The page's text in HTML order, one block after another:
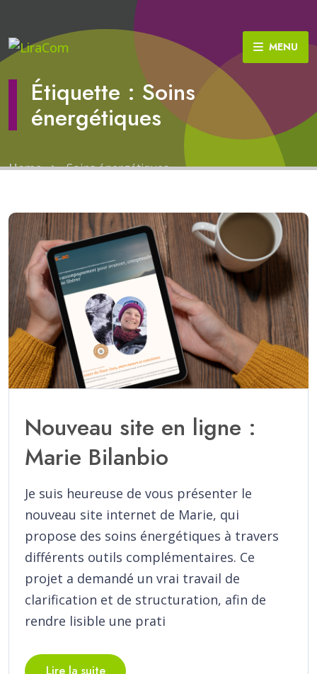
MENU
Étiquette : Soins
énergétiques
Home > Soins énergétiques
Nouveau site en ligne :
Marie Bilanbio
Je suis heureuse de vous présenter le
nouveau site internet de Marie, qui
propose des soins énergétiques à travers
différents outils complémentaires. Ce
projet a demandé un vrai travail de
clarification et de structuration, afin de
rendre lisible une prati